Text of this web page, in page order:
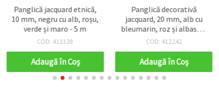
Panglică jacquard etnică,
10 mm, negru cu alb, roșu,
verde și maro - 5 m
COD: 412128
Adaugă în Coş
Panglică decorativă
jacquard, 20 mm, alb cu
bleumarin, roz și albastru
deschis - 5 metri
COD: 412242
Adaugă în Coş